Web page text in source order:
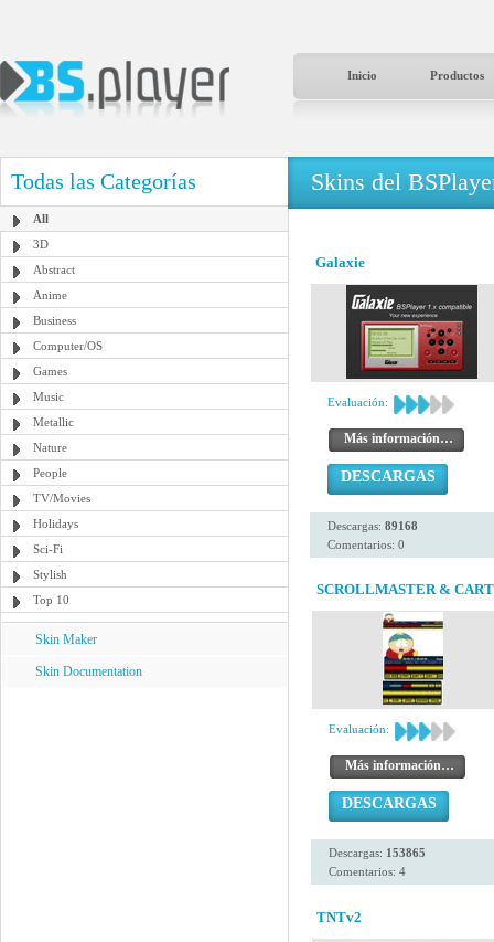
Inicio Productos
Todas las Categorías
All
3D
Abstract
Anime
Business
Computer/OS
Games
Music
Metallic
Nature
People
TV/Movies
Holidays
Sci-Fi
Stylish
Top 10
Skin Maker
Skin Documentation
Skins del
Galaxie
Evaluación:
Más información…
DESCARGAS
Descargas: 89168
Comentarios: 0
SCROLLMASTER &
Evaluación:
Más información…
DESCARGAS
Descargas: 153865
Comentarios: 4
TNTv2